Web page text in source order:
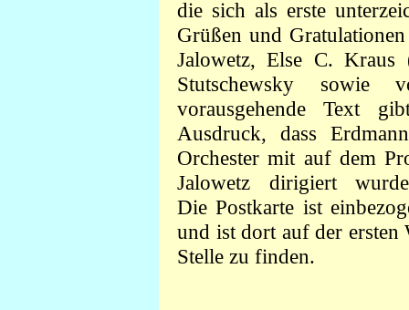
die sich als erste
Grüßen und
Jalowetz, Else C. Kraus
Stutschewsky sowie
vorausgehende Text
Ausdruck, dass
Orchester mit auf dem
Jalowetz dirigiert
Die Postkarte ist
und ist dort auf der
Stelle zu finden.